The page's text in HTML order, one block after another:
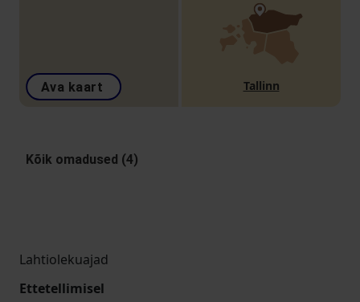
Ava kaart Tallinn
Kõik omadused (4)
Lahtiolekuajad
Ettetellimisel